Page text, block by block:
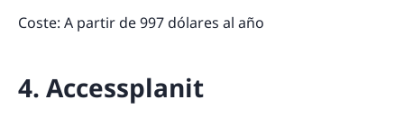
Coste: A partir de 997 dólares al año
4. Accessplanit